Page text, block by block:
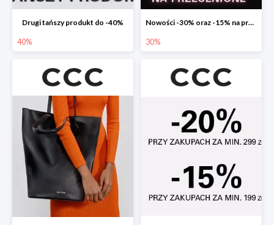
Drugi tańszy produkt do -40%
40%
Nowości -30% oraz -15% na przecenione
30%